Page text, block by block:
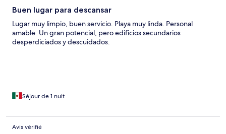
Buen lugar para descansar
Lugar muy limpio, buen servicio. Playa muy linda. Personal
amable. Un gran potencial, pero edificios secundarios
desperdiciados y descuidados.
Séjour de 1 nuit
Avis vérifié